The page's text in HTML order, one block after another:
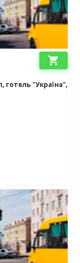
shopping_cart
готель "Україна",